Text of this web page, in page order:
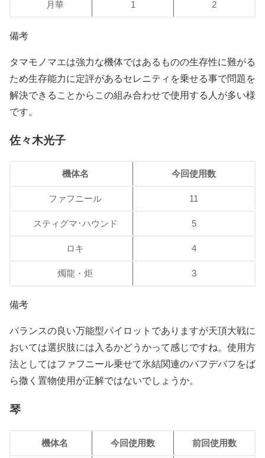
月華 1 2
備考
タマモノマエは強力な機体ではあるものの生存性に難がる
ため生存能力に定評があるセレニティを乗せる事で問題を
解決できることからこの組み合わせで使用する人が多い様
です。
佐々木光子
機体名 今回使用数
ファフニール 11
スティグマ･ハウンド 5
ロキ 4
燭龍・炬 3
備考
バランスの良い万能型パイロットでありますが天頂大戦に
おいては選択肢には入るかどうかって感じですね。使用方
法としてはファフニール乗せて氷結関連のバフデバフをば
ら撒く置物使用が正解ではないでしょうか。
琴
機体名 今回使用数 前回使用数